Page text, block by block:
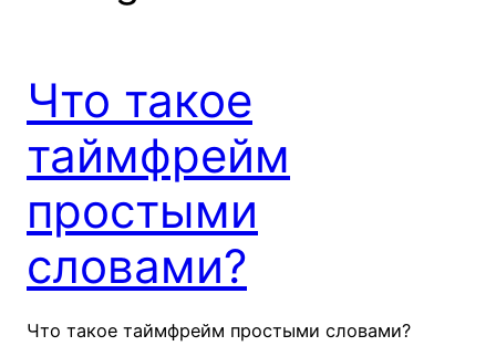
Что такое
таймфрейм
простыми
словами?
Что такое таймфрейм простыми словами?